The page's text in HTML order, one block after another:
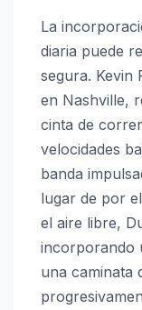
La
diaria puede
segura. Kevin
en Nashville,
cinta de
velocidades
banda
lugar de por
el aire libre,
incorporando
una caminata